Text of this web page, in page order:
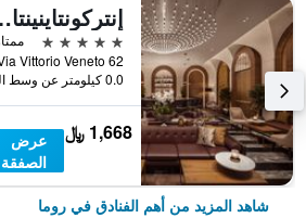
5 نجوم
ممتاز
0.0 كيلومتر عن وسط المدينة
1,668 ﷼
عرض
الصفقة
شاهد المزيد من أهم الفنادق في روما